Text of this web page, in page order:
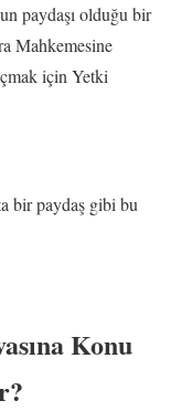
paydaşı olduğu bir
Mahkemesine
için Yetki
bir paydaş gibi bu
Konu